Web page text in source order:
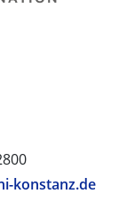
konstanz.de